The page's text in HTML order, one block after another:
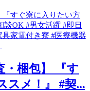
・梱包】 『す
スメ！』 #契...